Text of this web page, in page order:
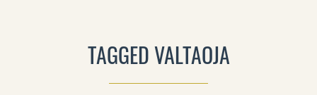
TAGGED VALTAOJA